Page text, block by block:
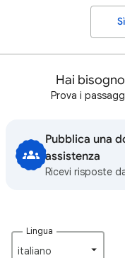
Sì
Hai
Prova i
Pubblica una
assistenza
Ricevi risposte
Lingua
italiano‎